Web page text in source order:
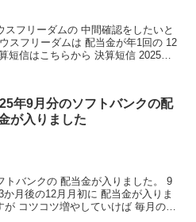
フリーダムの 中間確認をしたいと
スフリーダムは 配当金が年1回の 12
短信はこちらから 決算短信 2025年
年9月分のソフトバンクの配
が入りました
トバンクの 配当金が入りました。 9
月後の12月月初に 配当金が入りま
コツコツ増やしていけば 毎月の不